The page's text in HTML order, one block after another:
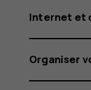
Internet et
Organiser